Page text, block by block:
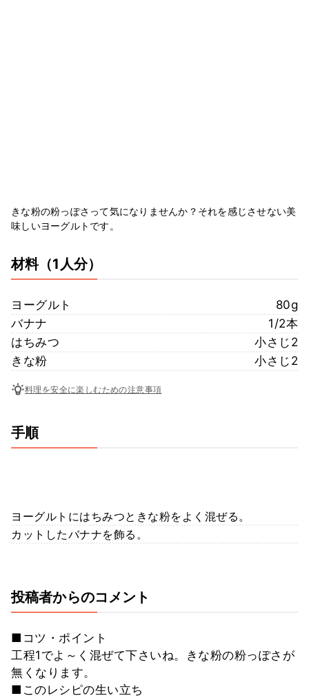
きな粉の粉っぽさって気になりませんか？それを感じさせない美
味しいヨーグルトです。
材料（1人分）
ヨーグルト
80g
バナナ
1/2本
はちみつ
小さじ2
きな粉
小さじ2
料理を安全に楽しむための注意事項
手順
ヨーグルトにはちみつときな粉をよく混ぜる。
カットしたバナナを飾る。
投稿者からのコメント
■コツ・ポイント
工程1でよ～く混ぜて下さいね。きな粉の粉っぽさが
無くなります。
■このレシピの生い立ち